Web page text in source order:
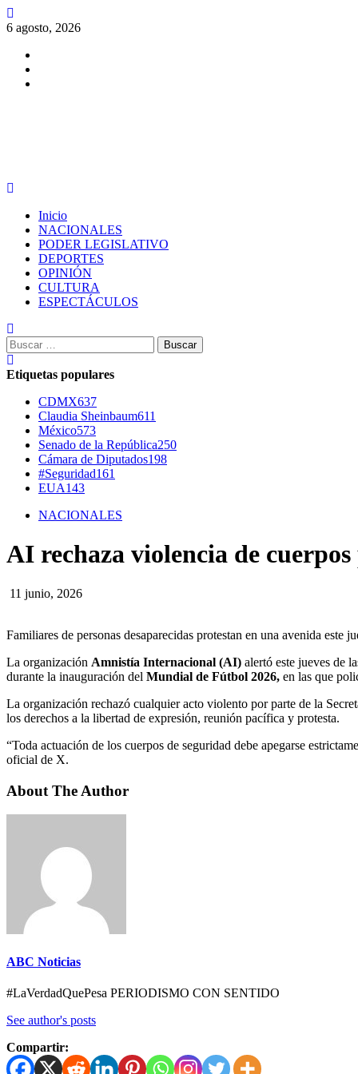
Saltar
al
6 agosto, 2026
Inicio
NACIONALES
PODER LEGISLATIVO
DEPORTES
OPINIÓN
CULTURA
ESPECTÁCULOS
Buscar:
Etiquetas populares
CDMX637
Claudia Sheinbaum611
México573
Senado de la República250
Cámara de Diputados198
#Seguridad161
EUA143
NACIONALES
AI rechaza violencia de
11 junio, 2026
Familiares de personas desaparecidas protestan en una avenida
La organización Amnistía Internacional (AI) alertó este jueves de
durante la inauguración del Mundial de Fútbol 2026, en las que
La organización rechazó cualquier acto violento por parte de la
los derechos a la libertad de expresión, reunión pacífica y protesta.
“Toda actuación de los cuerpos de seguridad debe apegarse
oficial de X.
About The Author
ABC Noticias
#LaVerdadQuePesa PERIODISMO CON SENTIDO
See author's posts
Compartir: